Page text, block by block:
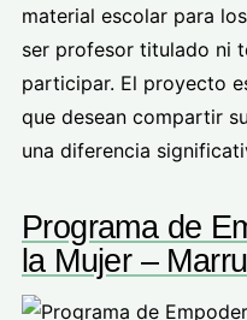
material escolar para
ser profesor titulado ni
participar. El proyecto
que desean compartir
una diferencia
Programa de
la Mujer –